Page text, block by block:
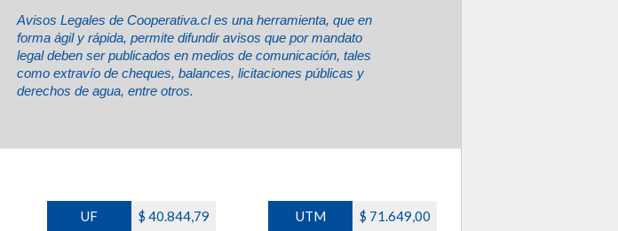
Avisos Legales de Cooperativa.cl es una herramienta, que en
forma ágil y rápida, permite difundir avisos que por mandato
legal deben ser publicados en medios de comunicación, tales
como extravío de cheques, balances, licitaciones públicas y
derechos de agua, entre otros.
UF $ 40.844,79 UTM $ 71.649,00